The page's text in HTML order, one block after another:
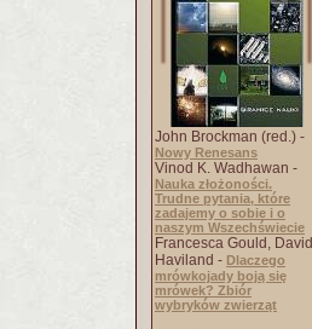
John Brockman (red.) -
Nowy Renesans
Vinod K. Wadhawan -
Nauka złożoności.
Trudne pytania, które
zadajemy o sobie i o
naszym Wszechświecie
Francesca Gould, David
Haviland - Dlaczego
mrówkojady boją się
mrówek? Zbiór
wybryków zwierząt